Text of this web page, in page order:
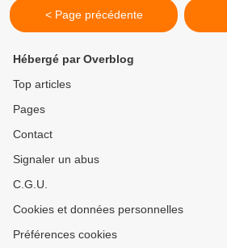
< Page précédente
Hébergé par Overblog
Top articles
Pages
Contact
Signaler un abus
C.G.U.
Cookies et données personnelles
Préférences cookies